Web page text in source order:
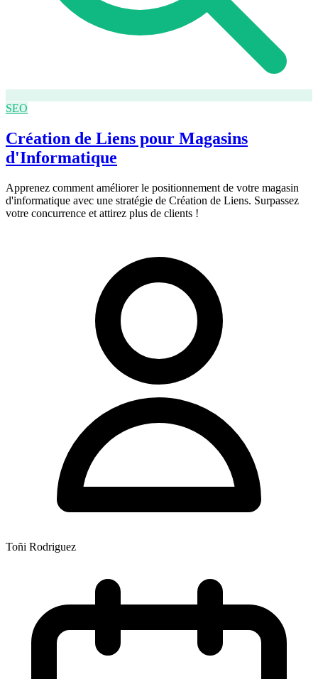
SEO
Création de Liens pour Magasins
d'Informatique
Apprenez comment améliorer le positionnement de votre magasin
d'informatique avec une stratégie de Création de Liens. Surpassez
votre concurrence et attirez plus de clients !
Toñi Rodriguez